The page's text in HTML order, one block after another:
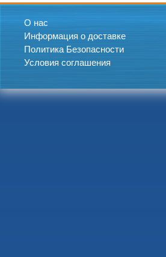
О нас
Информация о доставке
Политика Безопасности
Условия соглашения